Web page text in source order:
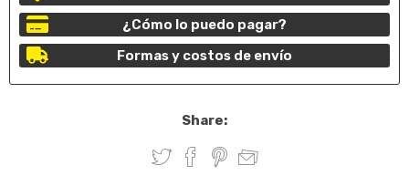
¿Cómo lo puedo pagar?
Formas y costos de envío
Share: